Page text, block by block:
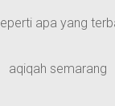
apa yang